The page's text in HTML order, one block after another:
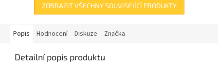
ZOBRAZIT VŠECHNY SOUVISEJÍCÍ PRODUKTY
Popis Hodnocení Diskuze Značka
Detailní popis produktu